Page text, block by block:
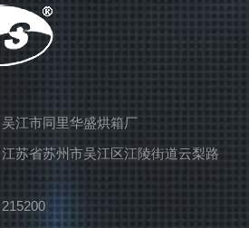
江市同里华盛烘箱厂
苏省苏州市吴江区江陵街道云梨路